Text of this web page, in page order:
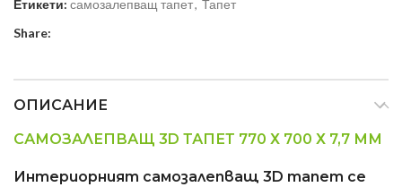
Етикети: самозалепващ тапет, Тапет
Share:
ОПИСАНИЕ
САМОЗАЛЕПВАЩ 3D ТАПЕТ 770 Х 700 Х 7,7 ММ
Интериорният самозалепващ 3D тапет се